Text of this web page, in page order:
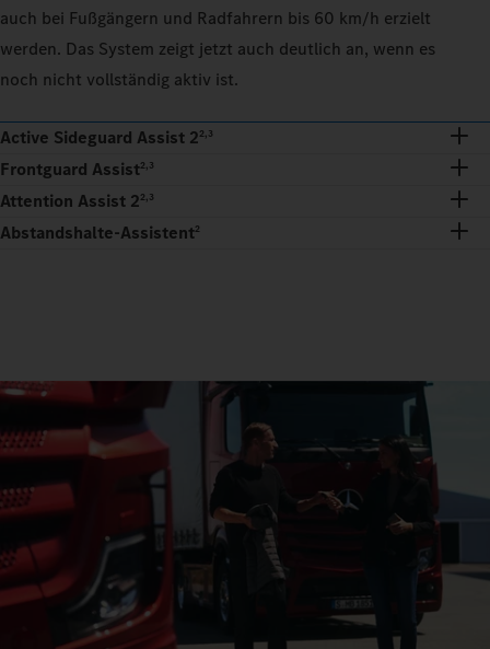
auch bei Fußgängern und Radfahrern bis 60 km/h erzielt
werden. Das System zeigt jetzt auch deutlich an, wenn es
noch nicht vollständig aktiv ist.
Active Sideguard Assist 22,3
Frontguard Assist2,3
Attention Assist 22,3
Abstandshalte-Assistent2